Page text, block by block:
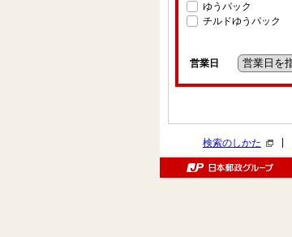
ゆうパック
チルドゆうパック
営業日
検索のしかた